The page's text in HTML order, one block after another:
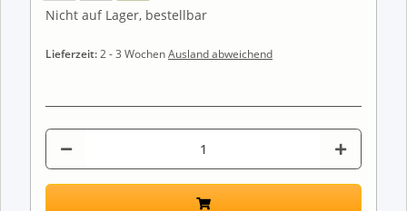
Nicht auf Lager, bestellbar
Lieferzeit:2 - 3 WochenAusland abweichend